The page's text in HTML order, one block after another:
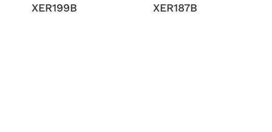
XER199B
XER187B